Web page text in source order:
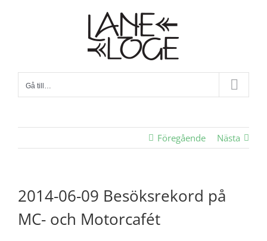
Gå till…
Föregående Nästa
2014-06-09 Besöksrekord på
MC- och Motorcafét